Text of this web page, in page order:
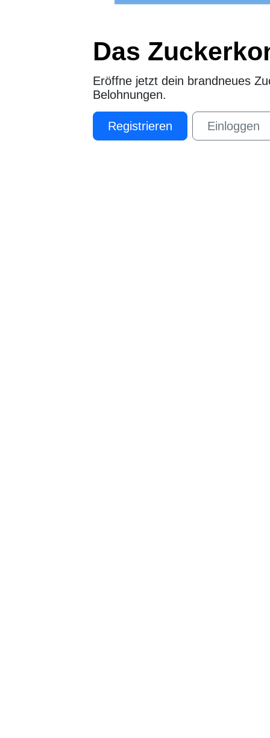
Das
Eröffne jetzt dein brandneues
Belohnungen.
Registrieren Einloggen